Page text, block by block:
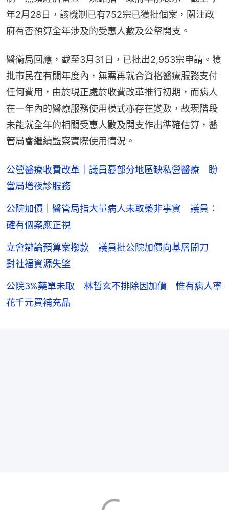
年2月28日，該機制已有752宗已獲批個案，關注政
府有否預算全年涉及的受惠人數及公帑開支。
醫衞局回應，截至3月31日，已批出2,953宗申請。獲
批市民在有關年度內，無需再就合資格醫療服務支付
任何費用，由於現正處於收費改革推行初期，而病人
在一年內的醫療服務使用模式亦存在變數，故現階段
未能就全年的相關受惠人數及開支作出準確估算，醫
管局會繼續監察實際使用情況。
公營醫療收費改革｜議員憂部分地區缺私營醫療 盼
當局增夜診服務
公院加價｜醫管局指大量病人未取藥非事實 議員：
確有個案應正視
立會辯論預算案撥款 議員批公院加價向基層開刀
對社福資源失望
公院3%藥單未取 林哲玄不排除因加價 惟有病人寧
花千元買補充品